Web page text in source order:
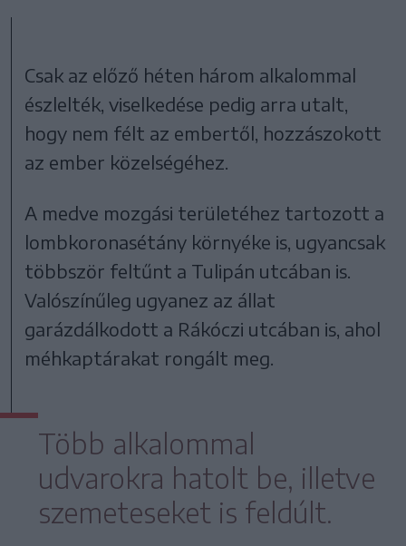
Csak az előző héten három alkalommal
észlelték, viselkedése pedig arra utalt,
hogy nem félt az embertől, hozzászokott
az ember közelségéhez.
A medve mozgási területéhez tartozott a
lombkoronasétány környéke is, ugyancsak
többször feltűnt a Tulipán utcában is.
Valószínűleg ugyanez az állat
garázdálkodott a Rákóczi utcában is, ahol
méhkaptárakat rongált meg.
Több alkalommal
udvarokra hatolt be, illetve
szemeteseket is feldúlt.